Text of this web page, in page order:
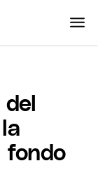
fondo